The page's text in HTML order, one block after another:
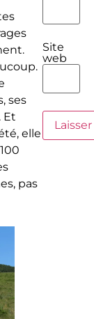
ses
Et
elle
pas
Site
web